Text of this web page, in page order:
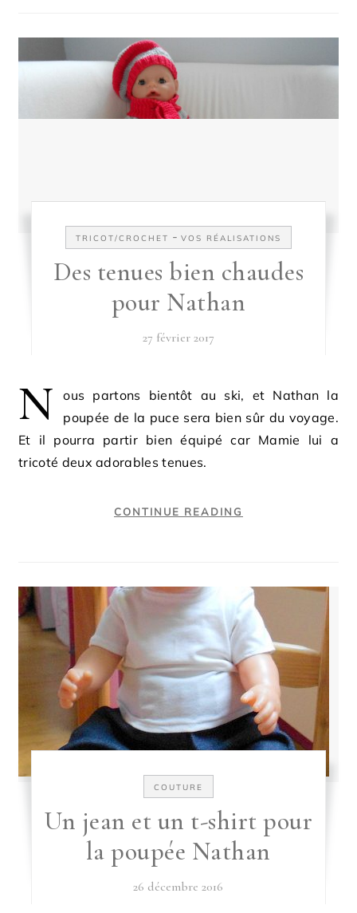
TRICOT/CROCHET - VOS RÉALISATIONS
Des tenues bien chaudes
pour Nathan
27 février 2017
N
ous partons bientôt au ski, et Nathan la
poupée de la puce sera bien sûr du voyage.
Et il pourra partir bien équipé car Mamie lui a
tricoté deux adorables tenues.
CONTINUE READING
COUTURE
Un jean et un t-shirt pour
la poupée Nathan
26 décembre 2016